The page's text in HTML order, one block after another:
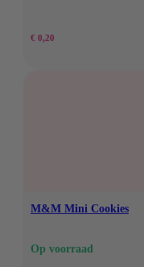
€ 0,20
M&M Mini Cookies
Op voorraad